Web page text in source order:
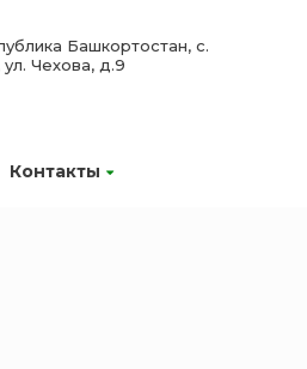
Контакты
Башкортостан, с.
Чехова, д.9